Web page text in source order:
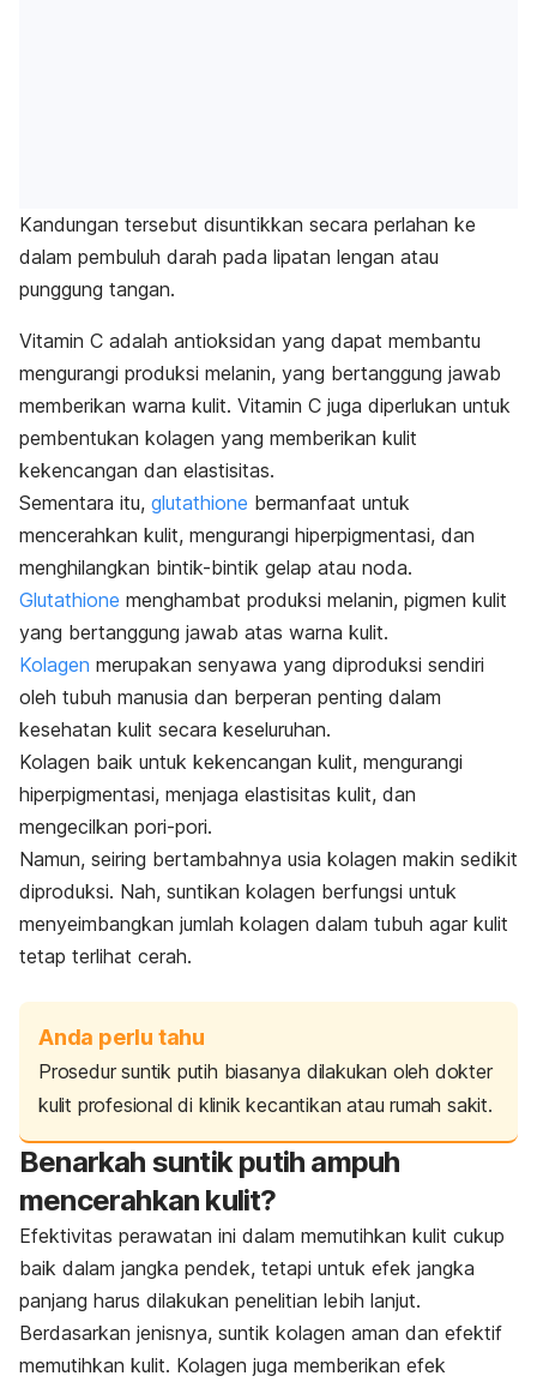
Kandungan tersebut disuntikkan secara perlahan ke
dalam pembuluh darah pada lipatan lengan atau
punggung tangan.
Vitamin C adalah antioksidan yang dapat membantu
mengurangi produksi melanin, yang bertanggung jawab
memberikan warna kulit. Vitamin C juga diperlukan untuk
pembentukan kolagen yang memberikan kulit
kekencangan dan elastisitas.
Sementara itu, glutathione bermanfaat untuk
mencerahkan kulit, mengurangi hiperpigmentasi, dan
menghilangkan bintik-bintik gelap atau noda.
Glutathione menghambat produksi melanin, pigmen kulit
yang bertanggung jawab atas warna kulit.
Kolagen merupakan senyawa yang diproduksi sendiri
oleh tubuh manusia dan berperan penting dalam
kesehatan kulit secara keseluruhan.
Kolagen baik untuk kekencangan kulit, mengurangi
hiperpigmentasi, menjaga elastisitas kulit, dan
mengecilkan pori-pori.
Namun, seiring bertambahnya usia kolagen makin sedikit
diproduksi. Nah, suntikan kolagen berfungsi untuk
menyeimbangkan jumlah kolagen dalam tubuh agar kulit
tetap terlihat cerah.
Anda perlu tahu
Prosedur suntik putih biasanya dilakukan oleh dokter
kulit profesional di klinik kecantikan atau rumah sakit.
Benarkah suntik putih ampuh
mencerahkan kulit?
Efektivitas perawatan ini dalam memutihkan kulit cukup
baik dalam jangka pendek, tetapi untuk efek jangka
panjang harus dilakukan penelitian lebih lanjut.
Berdasarkan jenisnya, suntik kolagen aman dan efektif
memutihkan kulit. Kolagen juga memberikan efek